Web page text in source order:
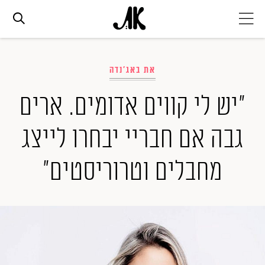
אופנה
ביוטי
סלבס
ערוצים נוספים
המגזין
את באג'נדה
"יש לי קווים אדומים. ארים
גבה אם חבריי יבחרו לייצג
מחבלים וטרוריסטים"